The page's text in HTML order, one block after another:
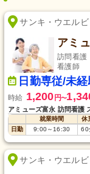
サンキ・ウエル
訪問看護
看護師
日勤専従/未
時給 1,200 円〜
アミューズ富永 訪問看護
就業時間 休
日勤
9:00～ 16:30 60
サンキ・ウエル